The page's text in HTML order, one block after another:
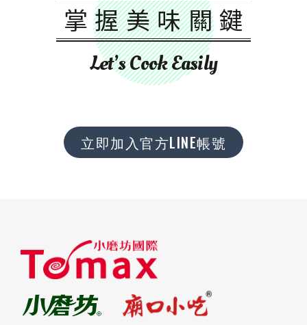
掌握美味關鍵
Let’s Cook Easily
立即加入官方LINE帳號